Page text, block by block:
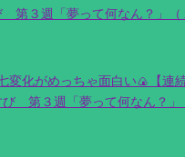
第３週「夢って何なん？」（
変化がめっちゃ面白い🍙【連
第３週「夢って何なん？」